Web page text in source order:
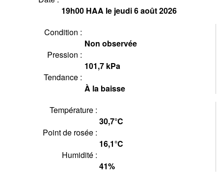
19h00 HAA le jeudi 6 août 2026
Condition :
Non observée
Pression :
101,7 kPa
Tendance :
À la baisse
Température :
30,7°C
Point de rosée :
16,1°C
Humidité :
41%